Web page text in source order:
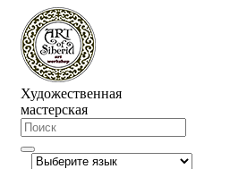
Художественная
мастерская